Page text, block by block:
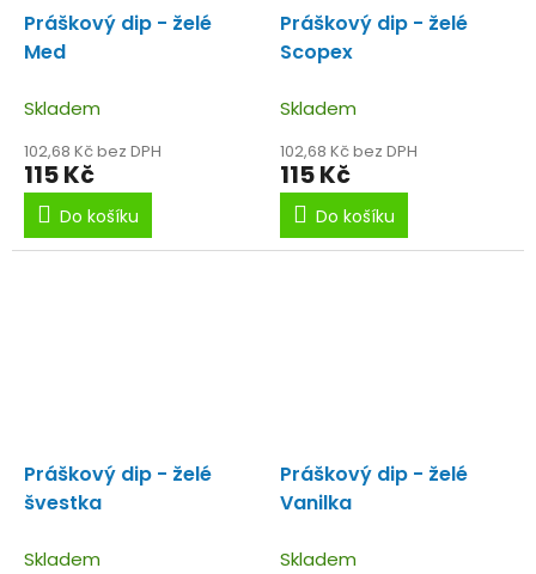
Práškový dip - želé
Med
Skladem
102,68 Kč bez DPH
115 Kč
Do košíku
Práškový dip - želé
Scopex
Skladem
102,68 Kč bez DPH
115 Kč
Do košíku
Práškový dip - želé
švestka
Skladem
Práškový dip - želé
Vanilka
Skladem